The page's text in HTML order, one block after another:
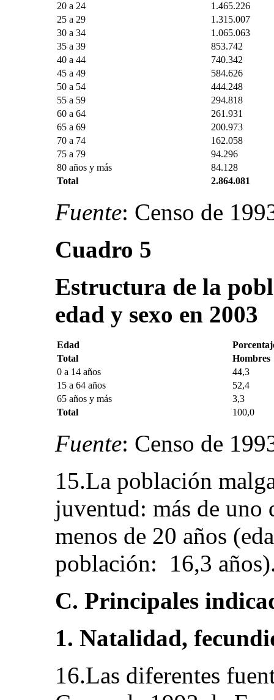
20 a 24
1.465.226
25 a 29
1.315.007
30 a 34
1.065.063
35 a 39
853.742
40 a 44
740.342
45 a 49
584.626
50 a 54
444.248
55 a 59
294.818
60 a 64
261.931
65 a 69
200.973
70 a 74
162.058
75 a 79
94.296
80 años y más
84.128
Total
2.864.081
Fuente: Censo de
Cuadro 5
Estructura de la
edad y sexo en 2003
Edad
Total
Hombres
0 a 14 años
44,3
15 a 64 años
52,4
65 años y más
3,3
Total
100,0
Fuente: Censo de
15.La población
juventud: más de uno
menos de 20 años
población: 16,3
C. Principales
1. Natalidad,
16.Las diferentes